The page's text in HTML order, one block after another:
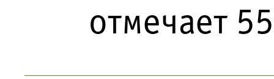
отмечает